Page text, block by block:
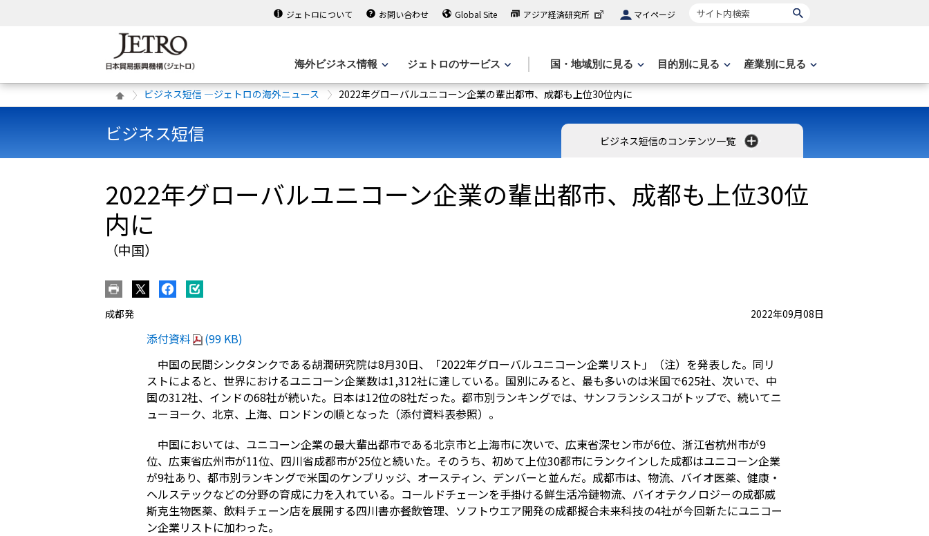
ジェトロについて お問い合わせ Global Site アジア経済研究所 マイページ サイト内検索
海外ビジネス情報 ジェトロのサービス 国・地域別に見る 目的別に見る 産業別に見る
ビジネス短信 ―ジェトロの海外ニュース 2022年グローバルユニコーン企業の輩出都市、成都も上位30位内に
ビジネス短信 ビジネス短信のコンテンツ一覧
2022年グローバルユニコーン企業の輩出都市、成都も上位30位
内に
（中国）
成都発 2022年09月08日
添付資料
(99 KB)
中国の民間シンクタンクである胡潤研究院は8月30日、「2022年グローバルユニコーン企業リスト」（注）を発表した。同リ
ストによると、世界におけるユニコーン企業数は1,312社に達している。国別にみると、最も多いのは米国で625社、次いで、中
国の312社、インドの68社が続いた。日本は12位の8社だった。都市別ランキングでは、サンフランシスコがトップで、続いてニ
ューヨーク、北京、上海、ロンドンの順となった（添付資料表参照）。
中国においては、ユニコーン企業の最大輩出都市である北京市と上海市に次いで、広東省深セン市が6位、浙江省杭州市が9
位、広東省広州市が11位、四川省成都市が25位と続いた。そのうち、初めて上位30都市にランクインした成都はユニコーン企業
が9社あり、都市別ランキングで米国のケンブリッジ、オースティン、デンバーと並んだ。成都市は、物流、バイオ医薬、健康・
ヘルステックなどの分野の育成に力を入れている。コールドチェーンを手掛ける鮮生活冷鏈物流、バイオテクノロジーの成都威
斯克生物医薬、飲料チェーン店を展開する四川書亦餐飲管理、ソフトウエア開発の成都擬合未来科技の4社が今回新たにユニコー
ン企業リストに加わった。